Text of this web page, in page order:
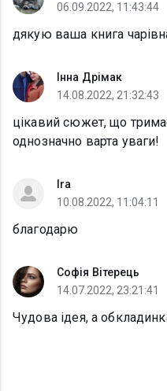
06.09.2022, 11:43:44
дякую ваша книга
Інна Дрімак
14.08.2022, 21:32:43
цікавий сюжет, що
однозначно варта уваги!
Ira
10.08.2022, 11:04:11
благодарю
Софія Вітерець
14.07.2022, 23:21:41
Чудова ідея, а